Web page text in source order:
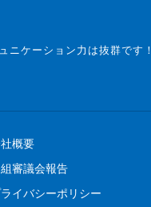
ニケーション力は抜群です！
概要
審議会報告
イバシーポリシー